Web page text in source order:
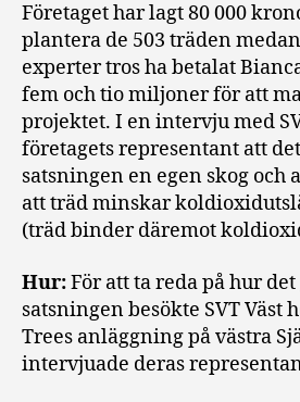
Företaget har lagt 80 000
plantera de 503 träden
experter tros ha betalat
fem och tio miljoner för att
projektet. I en intervju med
företagets representant att
satsningen en egen skog och
att träd minskar
(träd binder däremot
Hur:För att ta reda på hur
satsningen besökte SVT Väst
Trees anläggning på västra
intervjuade deras